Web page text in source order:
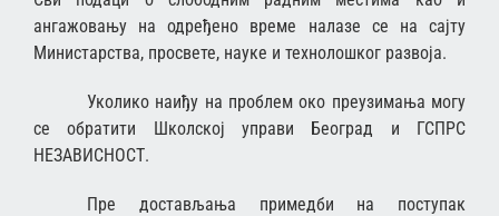
ангажовању на одређено време налазе се на сајту
Министарства, просвете, науке и технолошког развоја.
Уколико наиђу на проблем око преузимања могу
се обратити Школској управи Београд и ГСПРС
НЕЗАВИСНОСТ.
Пре достављања примедби на поступак